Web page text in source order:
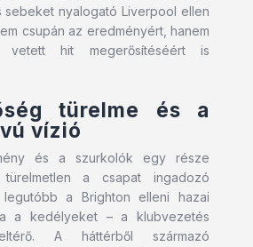
sebeket nyalogató Liverpool ellen
csupán az eredményért, hanem
vetett hit megerősítéséért is
türelme és a
vízió
és a szurkolók egy része
a csapat ingadozó
a Brighton elleni hazai
a kedélyeket – a klubvezetés
A háttérből származó